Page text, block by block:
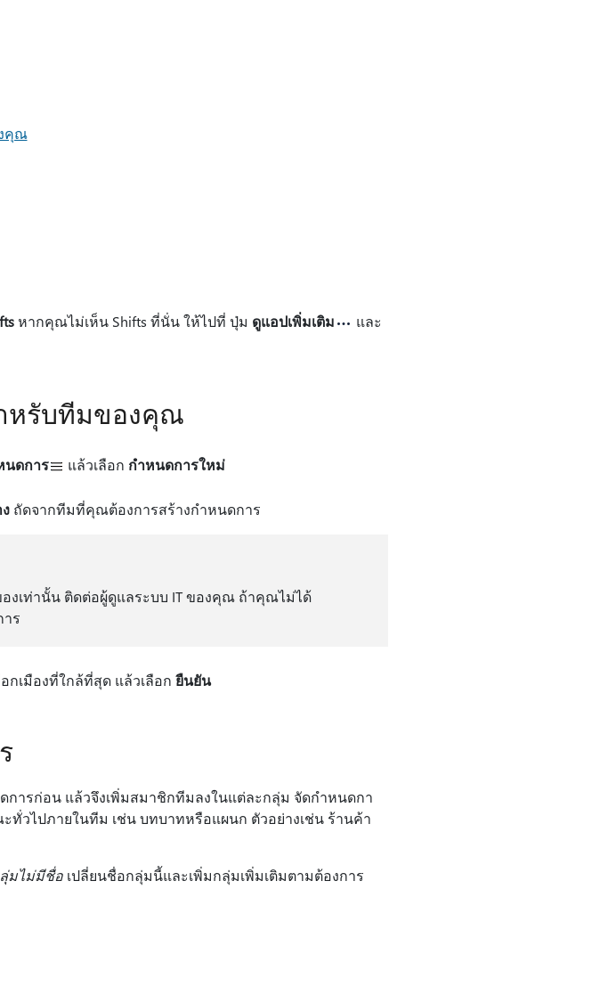
คุณ
หากคุณไม่เห็น Shifts ที่นั่น ให้ไปที่ ปุ่ม ดูแอปเพิ่มเติม
และ
หรับทีมของคุณ
นดการ แล้วเลือก กําหนดการใหม่
ถัดจากทีมที่คุณต้องการสร้างกําหนดการ
งเท่านั้น ติดต่อผู้ดูแลระบบ IT ของคุณ ถ้าคุณไม่ได้
ร
เมืองที่ใกล้ที่สุด แล้วเลือก ยืนยัน
ารก่อน แล้วจึงเพิ่มสมาชิกทีมลงในแต่ละกลุ่ม จัดกําหนดกา
วไปภายในทีม เช่น บทบาทหรือแผนก ตัวอย่างเช่น ร้านค้า
มไม่มีชื่อเปลี่ยนชื่อกลุ่มนี้และเพิ่มกลุ่มเพิ่มเติมตามต้องการ